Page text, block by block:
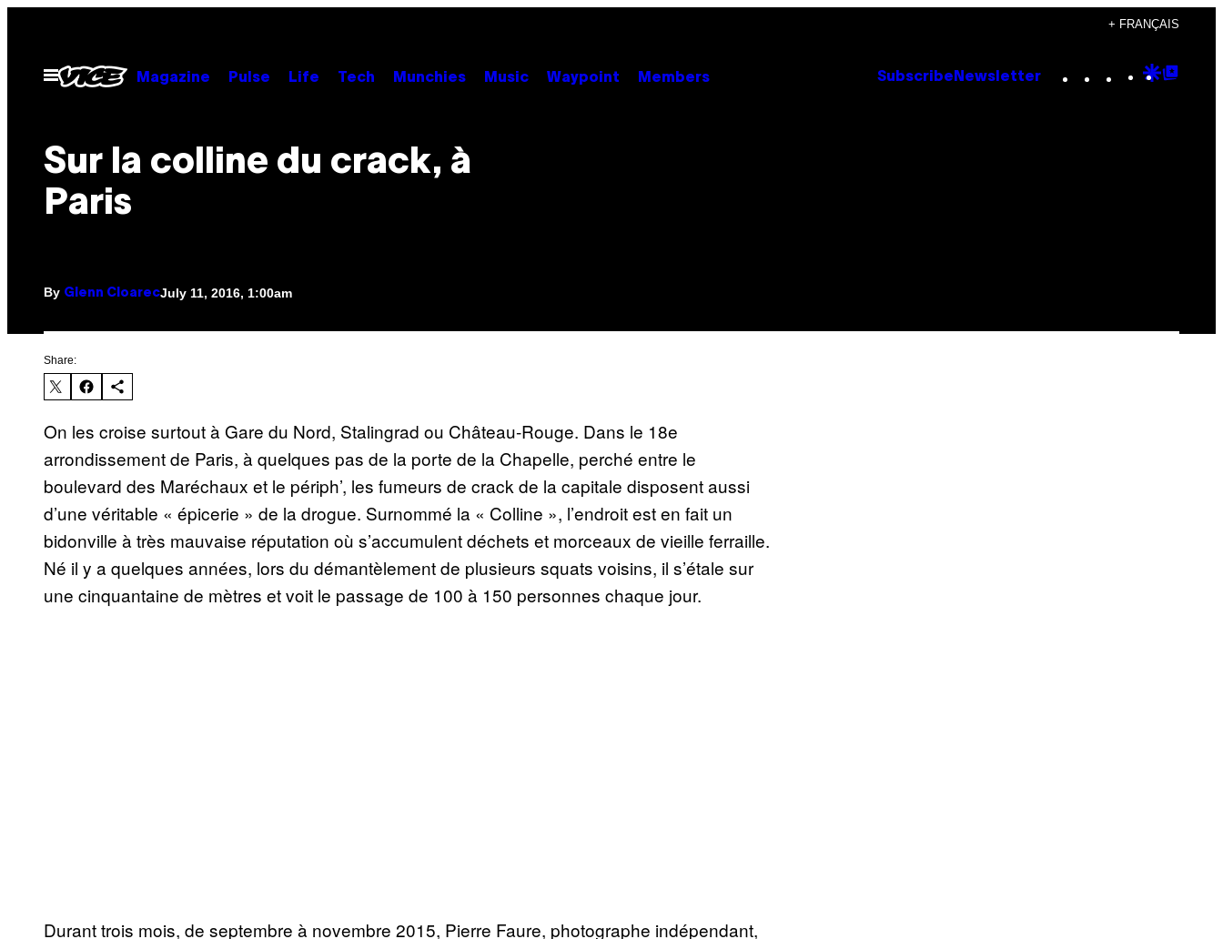
content
+ FRANÇAIS
Open
Menu
Magazine Pulse Life Tech Munchies Music Waypoint Members Subscribe Newsletter Instagram
TikTok
YouTube
Google
Sur la colline du crack, à
Paris
By Glenn CloarecJuly 11, 2016, 1:00am
Share:
On les croise surtout à Gare du Nord, Stalingrad ou Château-Rouge. Dans le 18e
arrondissement de Paris, à quelques pas de la porte de la Chapelle, perché entre le
boulevard des Maréchaux et le périph’, les fumeurs de crack de la capitale disposent aussi
d’une véritable « épicerie » de la drogue. Surnommé la « Colline », l’endroit est en fait un
bidonville à très mauvaise réputation où s’accumulent déchets et morceaux de vieille ferraille.
Né il y a quelques années, lors du démantèlement de plusieurs squats voisins, il s’étale sur
une cinquantaine de mètres et voit le passage de 100 à 150 personnes chaque jour.
Durant trois mois, de septembre à novembre 2015, Pierre Faure, photographe indépendant,